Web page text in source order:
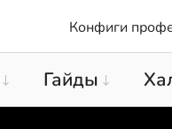
Конфиги
Гайды